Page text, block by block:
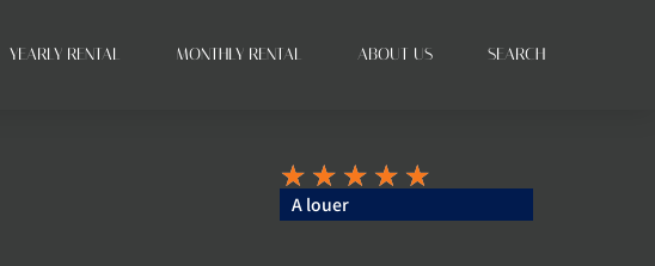
YEARLY RENTAL MONTHLY RENTAL ABOUT US SEARCH
★ ★ ★ ★ ★
A louer